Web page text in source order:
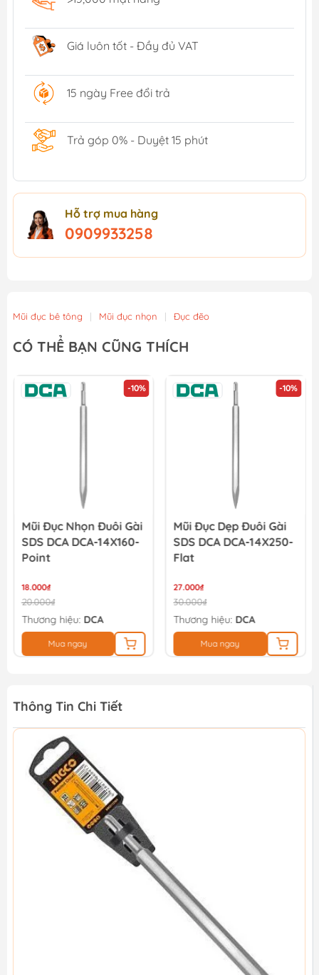
Giá luôn tốt - Đầy đủ VAT
15 ngày Free đổi trả
Trả góp 0% - Duyệt 15 phút
Hỗ trợ mua hàng
0909933258
Mũi đục bê tông | Mũi đục nhọn | Đục đẽo
CÓ THỂ BẠN CŨNG THÍCH
-10%
Mũi Đục Nhọn Đuôi Gài
SDS DCA DCA-14X160-
Point
18.000₫
20.000₫
Thương hiệu: DCA
Mua ngay
-10%
Mũi Đục Dẹp Đuôi Gài
SDS DCA DCA-14X250-
Flat
27.000₫
30.000₫
Thương hiệu: DCA
Mua ngay
Thông Tin Chi Tiết